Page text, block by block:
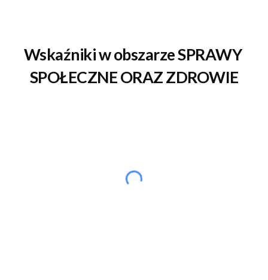
Wskaźniki w obszarze SPRAWY
SPOŁECZNE ORAZ ZDROWIE